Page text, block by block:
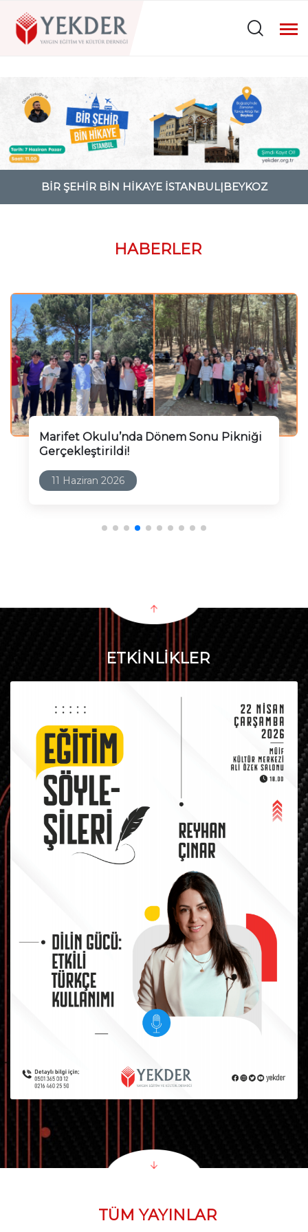
HABERLER
Marifet Okulu’nda Dönem Sonu Pikniği
Gerçekleştirildi!
11 Haziran 2026
ETKİNLİKLER
TÜM YAYINLAR